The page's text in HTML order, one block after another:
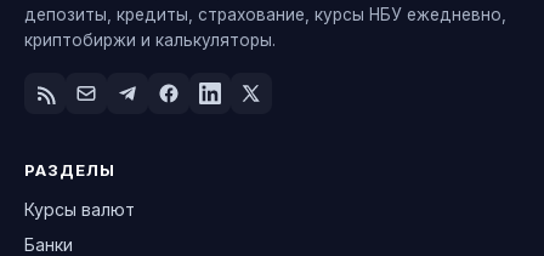
депозиты, кредиты, страхование, курсы НБУ ежедневно,
криптобиржи и калькуляторы.
РАЗДЕЛЫ
Курсы валют
Банки